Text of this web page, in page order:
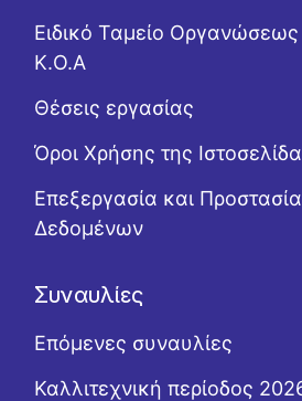
Ειδικό Ταμείο
Κ.Ο.Α
Θέσεις εργασίας
Όροι Χρήσης της
Επεξεργασία και
Δεδομένων
Συναυλίες
Επόμενες συναυλίες
Καλλιτεχνική περίοδος